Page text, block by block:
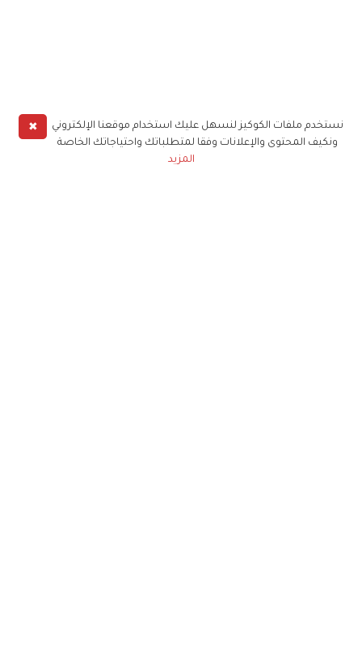
✖
نستخدم ملفات الكوكيز لنسهل عليك استخدام موقعنا الإلكتروني
ونكيف المحتوى والإعلانات وفقا لمتطلباتك واحتياجاتك الخاصة
المزيد